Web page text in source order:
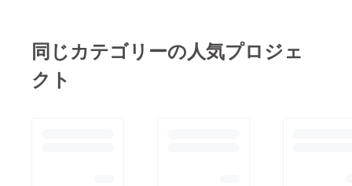
同じカテゴリーの人気プロジェ
クト